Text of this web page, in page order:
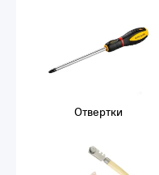
Отвертки